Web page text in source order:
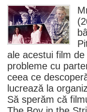
ale acestui film de
probleme cu
ceea ce
lucrează la
Să sperăm că